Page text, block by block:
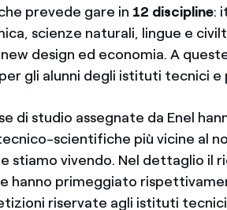
prevede gare in 12 discipline:
scienze naturali, lingue e
design ed economia. A
gli alunni degli istituti tecnici e
di studio assegnate da Enel
scientifiche più vicine al
stiamo vivendo. Nel dettaglio il
hanno primeggiato
riservate agli istituti